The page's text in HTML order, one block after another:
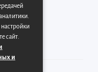
сайт.
и